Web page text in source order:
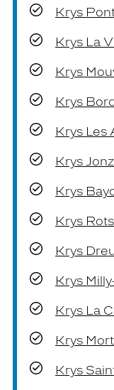
Krys
Krys La
Krys
Krys
Krys Les
Krys
Krys
Krys
Krys
Krys
Krys La
Krys
Krys